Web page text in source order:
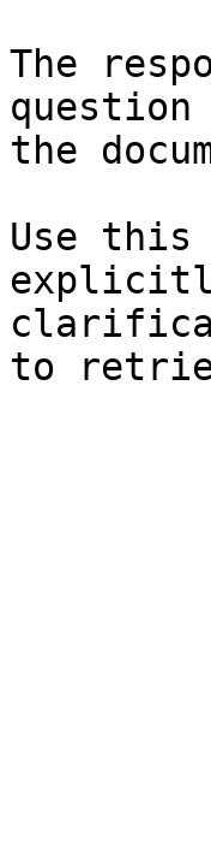
The
question
the
Use this